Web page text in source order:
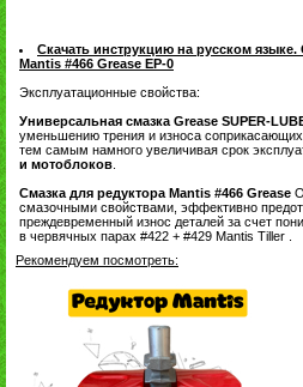
Скачать инструкцию на русском языке.
Mantis #466 Grease EP-0
Эксплуатационные свойства:
Универсальная смазка Grease SUPER-
уменьшению трения и износа
тем самым намного увеличивая срок
и мотоблоков
Смазка для редуктора Mantis #466 Grease
смазочными свойствами, эффективно
преждевременный износ деталей за счет
в червячных парах #422 + #429 Mantis Tiller .
Рекомендуем посмотреть: